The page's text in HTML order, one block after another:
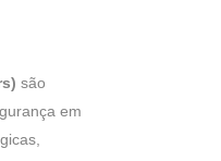
são
em